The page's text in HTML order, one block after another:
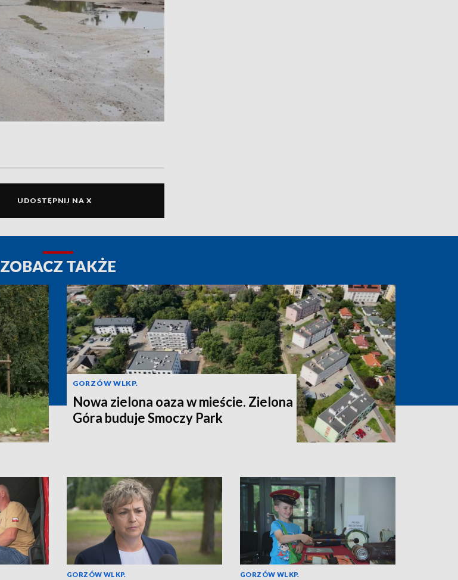
UDOSTĘPNIJ NA X
ZOBACZ TAKŻE
GORZÓW WLKP.
Nowa zielona oaza w mieście. Zielona
Góra buduje Smoczy Park
GORZÓW WLKP. GORZÓW WLKP.